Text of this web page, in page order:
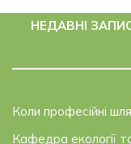
НЕДАВНІ
Коли професійні
Кафедра екології